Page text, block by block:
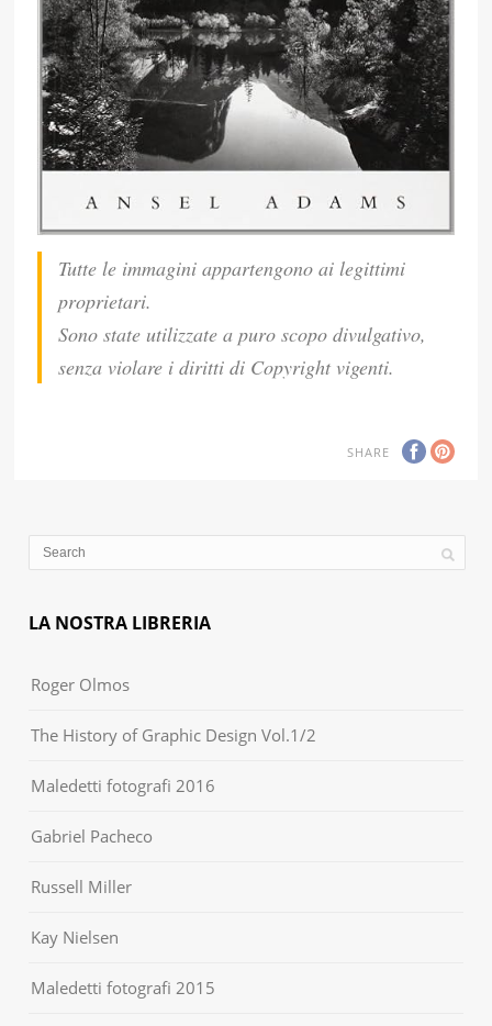
Tutte le immagini appartengono ai legittimi
proprietari.
Sono state utilizzate a puro scopo divulgativo,
senza violare i diritti di Copyright vigenti.
SHARE
LA NOSTRA LIBRERIA
Roger Olmos
The History of Graphic Design Vol.1/2
Maledetti fotografi 2016
Gabriel Pacheco
Russell Miller
Kay Nielsen
Maledetti fotografi 2015